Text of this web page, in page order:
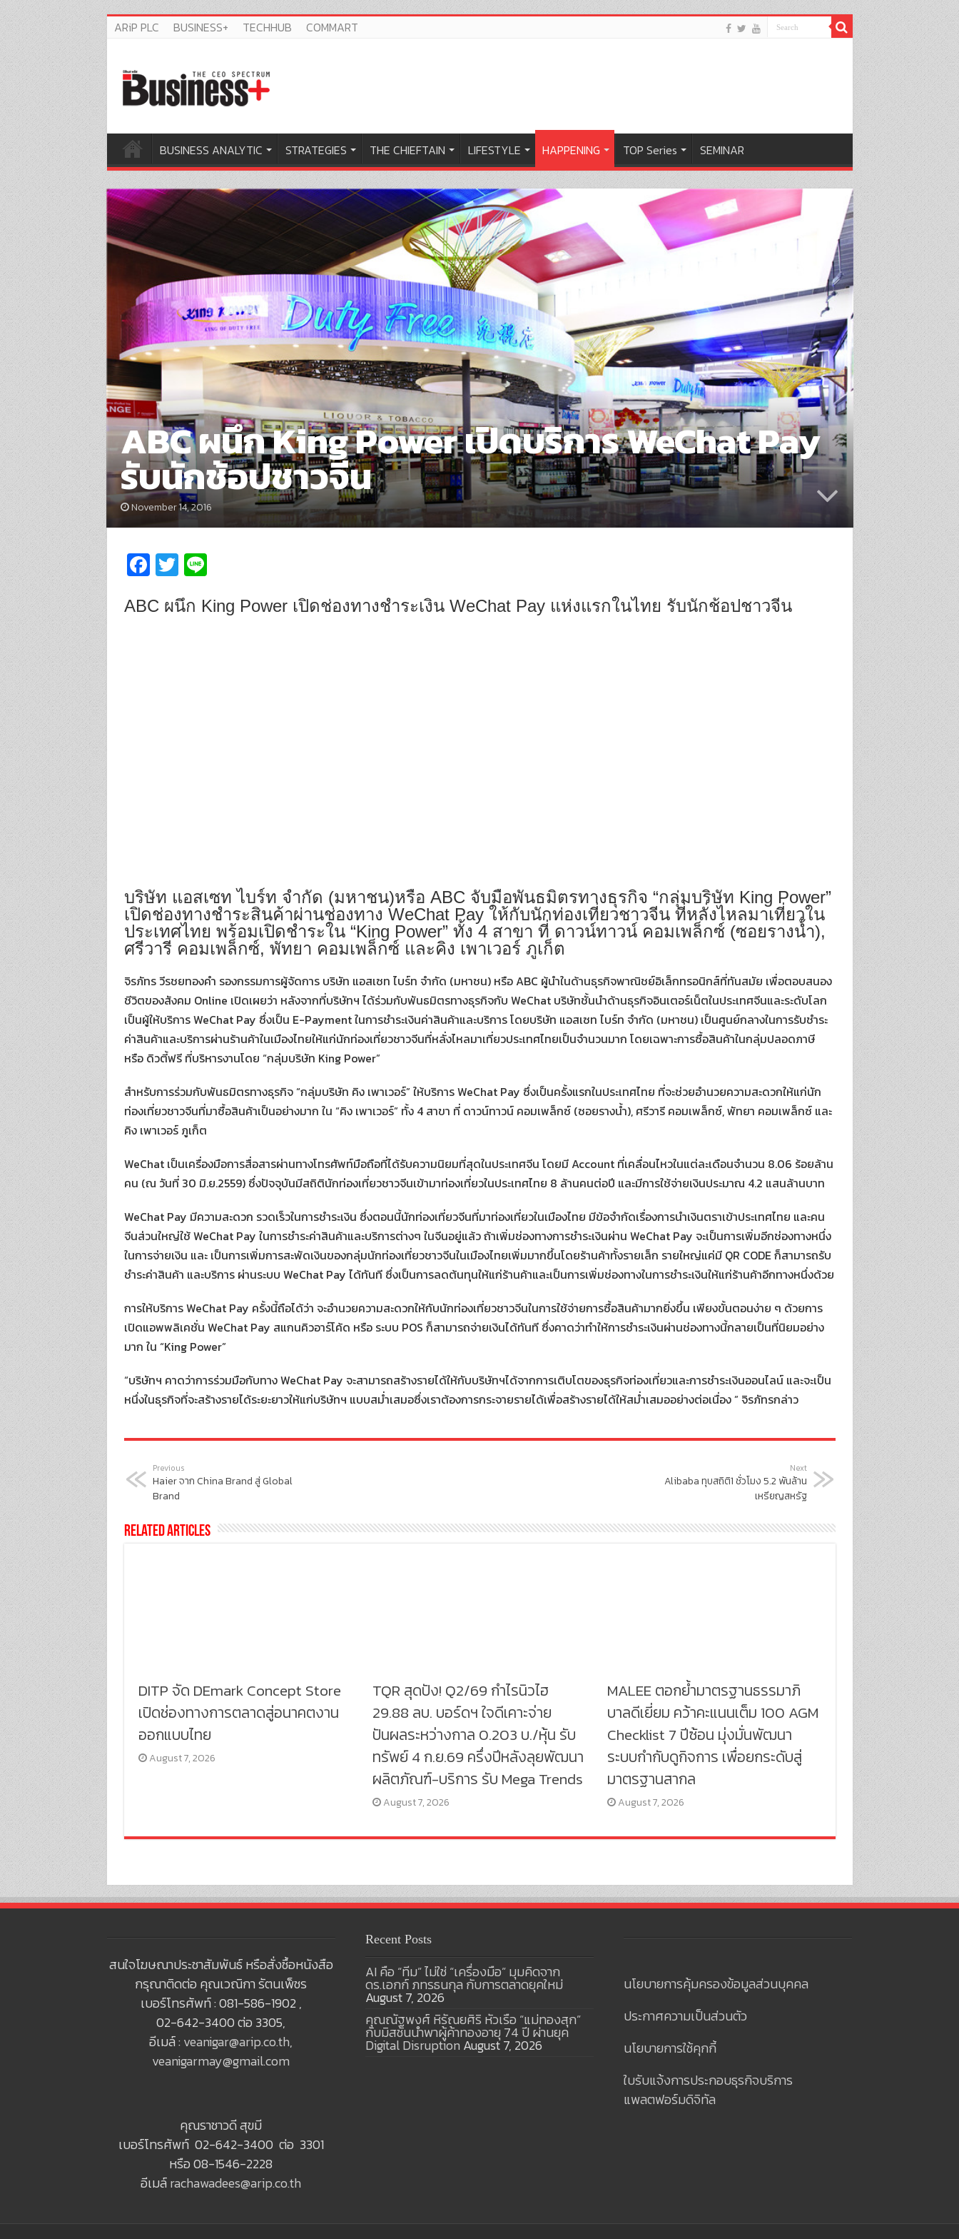
ARiP PLC BUSINESS+ TECHHUB COMMART
BUSINESS ANALYTIC STRATEGIES THE CHIEFTAIN LIFESTYLE HAPPENING TOP Series SEMINAR
ABC ผนึก King Power เปิดบริการ WeChat Pay
รับนักช้อปชาวจีน
November 14, 2016
Fa
ce
b
T
wi
tt
Li
n
e
ABC ผนึก King Power เปิดช่องทางชำระเงิน WeChat Pay แห่งแรกในไทย รับนักช้อปชาวจีน
บริษัท แอสเซท ไบร์ท จำกัด (มหาชน)หรือ ABC จับมือพันธมิตรทางธุรกิจ “กลุ่มบริษัท King Power”
เปิดช่องทางชำระสินค้าผ่านช่องทาง WeChat Pay ให้กับนักท่องเที่ยวชาวจีน ที่หลั่งไหลมาเที่ยวใน
ประเทศไทย พร้อมเปิดชำระใน “King Power” ทั้ง 4 สาขา ที่ ดาวน์ทาวน์ คอมเพล็กซ์ (ซอยรางน้ำ),
ศรีวารี คอมเพล็กซ์, พัทยา คอมเพล็กซ์ และคิง เพาเวอร์ ภูเก็ต
จิรภัทร วีรชยทองคำ รองกรรมการผู้จัดการ บริษัท แอสเซท ไบร์ท จำกัด (มหาชน) หรือ ABC ผู้นำในด้านธุรกิจพาณิชย์อิเล็กทรอนิกส์ที่ทันสมัย เพื่อตอบสนอง
ชีวิตของสังคม Online เปิดเผยว่า หลังจากที่บริษัทฯ ได้ร่วมกับพันธมิตรทางธุรกิจกับ WeChat บริษัทชั้นนำด้านธุรกิจอินเตอร์เน็ตในประเทศจีนและระดับโลก
เป็นผู้ให้บริการ WeChat Pay ซึ่งเป็น E-Payment ในการชำระเงินค่าสินค้าและบริการ โดยบริษัท แอสเซท ไบร์ท จำกัด (มหาชน) เป็นศูนย์กลางในการรับชำระ
ค่าสินค้าและบริการผ่านร้านค้าในเมืองไทยให้แก่นักท่องเที่ยวชาวจีนที่หลั่งไหลมาเที่ยวประเทศไทยเป็นจำนวนมาก โดยเฉพาะการซื้อสินค้าในกลุ่มปลอดภาษี
หรือ ดิวตี้ฟรี ที่บริหารงานโดย “กลุ่มบริษัท King Power”
สำหรับการร่วมกับพันธมิตรทางธุรกิจ “กลุ่มบริษัท คิง เพาเวอร์” ให้บริการ WeChat Pay ซึ่งเป็นครั้งแรกในประเทศไทย ที่จะช่วยอำนวยความสะดวกให้แก่นัก
ท่องเที่ยวชาวจีนที่มาซื้อสินค้าเป็นอย่างมาก ใน “คิง เพาเวอร์” ทั้ง 4 สาขา ที่ ดาวน์ทาวน์ คอมเพล็กซ์ (ซอยรางน้ำ), ศรีวารี คอมเพล็กซ์, พัทยา คอมเพล็กซ์ และ
คิง เพาเวอร์ ภูเก็ต
WeChat เป็นเครื่องมือการสื่อสารผ่านทางโทรศัพท์มือถือที่ได้รับความนิยมที่สุดในประเทศจีน โดยมี Account ที่เคลื่อนไหวในแต่ละเดือนจำนวน 8.06 ร้อยล้าน
คน (ณ วันที่ 30 มิ.ย.2559) ซึ่งปัจจุบันมีสถิตินักท่องเที่ยวชาวจีนเข้ามาท่องเที่ยวในประเทศไทย 8 ล้านคนต่อปี และมีการใช้จ่ายเงินประมาณ 4.2 แสนล้านบาท
WeChat Pay มีความสะดวก รวดเร็วในการชำระเงิน ซึ่งตอนนี้นักท่องเที่ยวจีนที่มาท่องเที่ยวในเมืองไทย มีข้อจำกัดเรื่องการนำเงินตราเข้าประเทศไทย และคน
จีนส่วนใหญ่ใช้ WeChat Pay ในการชำระค่าสินค้าและบริการต่างๆ ในจีนอยู่แล้ว ถ้าเพิ่มช่องทางการชำระเงินผ่าน WeChat Pay จะเป็นการเพิ่มอีกช่องทางหนึ่ง
ในการจ่ายเงิน และ เป็นการเพิ่มการสะพัดเงินของกลุ่มนักท่องเที่ยวชาวจีนในเมืองไทยเพิ่มมากขึ้นโดยร้านค้าทั้งรายเล็ก รายใหญ่แค่มี QR CODE ก็สามารถรับ
ชำระค่าสินค้า และบริการ ผ่านระบบ WeChat Pay ได้ทันที ซึ่งเป็นการลดต้นทุนให้แก่ร้านค้าและเป็นการเพิ่มช่องทางในการชำระเงินให้แก่ร้านค้าอีกทางหนึ่งด้วย
การให้บริการ WeChat Pay ครั้งนี้ถือได้ว่า จะอำนวยความสะดวกให้กับนักท่องเที่ยวชาวจีนในการใช้จ่ายการซื้อสินค้ามากยิ่งขึ้น เพียงขั้นตอนง่าย ๆ ด้วยการ
เปิดแอพพลิเคชั่น WeChat Pay สแกนคิวอาร์โค้ด หรือ ระบบ POS ก็สามารถจ่ายเงินได้ทันที ซึ่งคาดว่าทำให้การชำระเงินผ่านช่องทางนี้กลายเป็นที่นิยมอย่าง
มาก ใน “King Power”
“บริษัทฯ คาดว่าการร่วมมือกับทาง WeChat Pay จะสามารถสร้างรายได้ให้กับบริษัทฯได้จากการเติบโตของธุรกิจท่องเที่ยวและการชำระเงินออนไลน์ และจะเป็น
หนึ่งในธุรกิจที่จะสร้างรายได้ระยะยาวให้แก่บริษัทฯ แบบสม่ำเสมอซึ่งเราต้องการกระจายรายได้เพื่อสร้างรายได้ให้สม่ำเสมออย่างต่อเนื่อง ” จิรภัทรกล่าว
Previous
Haier จาก China Brand สู่ Global
Brand
Next
Alibaba ทุบสถิติ1 ชั่วโมง 5.2 พันล้าน
เหรียญสหรัฐ
Related Articles
DITP จัด DEmark Concept Store
เปิดช่องทางการตลาดสู่อนาคตงาน
ออกแบบไทย
August 7, 2026
TQR สุดปัง! Q2/69 กำไรนิวไฮ
29.88 ลบ. บอร์ดฯ ใจดีเคาะจ่าย
ปันผลระหว่างกาล 0.203 บ./หุ้น รับ
ทรัพย์ 4 ก.ย.69 ครึ่งปีหลังลุยพัฒนา
ผลิตภัณฑ์-บริการ รับ Mega Trends
August 7, 2026
MALEE ตอกย้ำมาตรฐานธรรมาภิ
บาลดีเยี่ยม คว้าคะแนนเต็ม 100 AGM
Checklist 7 ปีซ้อน มุ่งมั่นพัฒนา
ระบบกำกับดูกิจการ เพื่อยกระดับสู่
มาตรฐานสากล
August 7, 2026
สนใจโฆษณาประชาสัมพันธ์ หรือสั่งซื้อหนังสือ
กรุณาติดต่อ คุณเวณิกา รัตนเพ็ชร
เบอร์โทรศัพท์ : 081-586-1902 ,
02-642-3400 ต่อ 3305,
อีเมล์ : veanigar@arip.co.th,
veanigarmay@gmail.com
คุณราชาวดี สุขมี
เบอร์โทรศัพท์ 02-642-3400 ต่อ 3301
หรือ 08-1546-2228
อีเมล์rachawadees@arip.co.th
Recent Posts
AI คือ “ทีม” ไม่ใช่ “เครื่องมือ” มุมคิดจาก
ดร.เอกก์ ภทรธนกุล กับการตลาดยุคใหม่
August 7, 2026
คุณณัฐพงศ์ หิรัณยศิริ หัวเรือ “แม่ทองสุก”
กับมิสชันนำพาผู้ค้าทองอายุ 74 ปี ผ่านยุค
Digital Disruption August 7, 2026
นโยบายการคุ้มครองข้อมูลส่วนบุคคล
ประกาศความเป็นส่วนตัว
นโยบายการใช้คุกกี้
ใบรับแจ้งการประกอบธุรกิจบริการ
แพลตฟอร์มดิจิทัล